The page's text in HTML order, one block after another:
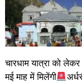
चारधाम यात्रा को
मई माह में मिलेंगी